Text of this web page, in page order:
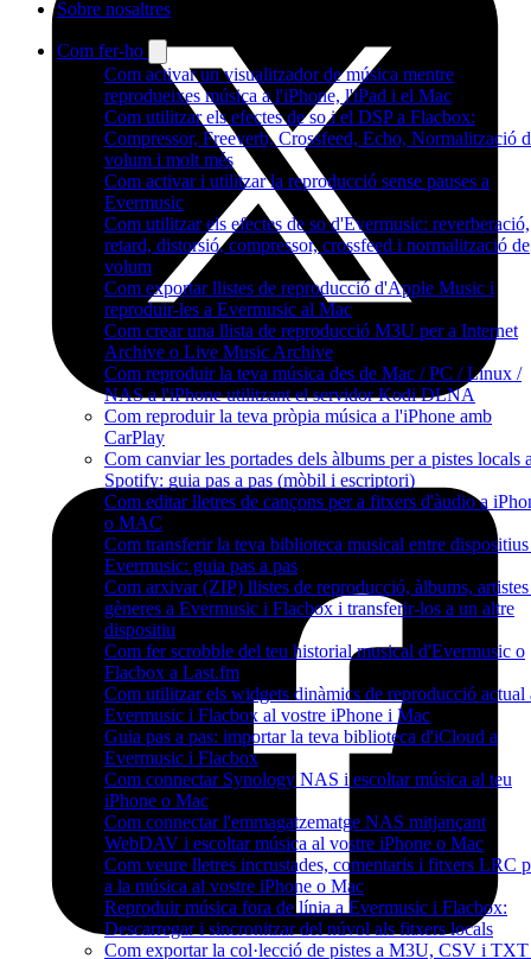
Sobre nosaltres
Com fer-ho
Com activar un visualitzador de música mentre
reprodueixes música a l'iPhone, l'iPad i el Mac
Com utilitzar els efectes de so i el DSP a Flacbox:
Compressor, Freeverb, Crossfeed, Echo, Normalització
volum i molt més
Com activar i utilitzar la reproducció sense pauses a
Evermusic
Com utilitzar els efectes de so d'Evermusic: reverberació,
retard, distorsió, compressor, crossfeed i normalització de
volum
Com exportar llistes de reproducció d'Apple Music i
reproduir-les a Evermusic al Mac
Com crear una llista de reproducció M3U per a Internet
Archive o Live Music Archive
Com reproduir la teva música des de Mac / PC / Linux /
NAS a l'iPhone utilitzant el servidor Kodi DLNA
Com reproduir la teva pròpia música a l'iPhone amb
CarPlay
Com canviar les portades dels àlbums per a pistes locals
Spotify: guia pas a pas (mòbil i escriptori)
Com editar lletres de cançons per a fitxers d'àudio a
o MAC
Com transferir la teva biblioteca musical entre dispositius
Evermusic: guia pas a pas
Com arxivar (ZIP) llistes de reproducció, àlbums,
gèneres a Evermusic i Flacbox i transferir-los a un altre
dispositiu
Com fer scrobble del teu historial musical d'Evermusic o
Flacbox a Last.fm
Com utilitzar els widgets dinàmics de reproducció actual
Evermusic i Flacbox al vostre iPhone i Mac
Guia pas a pas: importar la teva biblioteca d'iCloud a
Evermusic i Flacbox
Com connectar Synology NAS i escoltar música al teu
iPhone o Mac
Com connectar l'emmagatzematge NAS mitjançant
WebDAV i escoltar música al vostre iPhone o Mac
Com veure lletres incrustades, comentaris i fitxers LRC
a la música al vostre iPhone o Mac
Reproduir música fora de línia a Evermusic i Flacbox:
Descarregar i sincronitzar del núvol als fitxers locals
Com exportar la col·lecció de pistes a M3U, CSV i TXT